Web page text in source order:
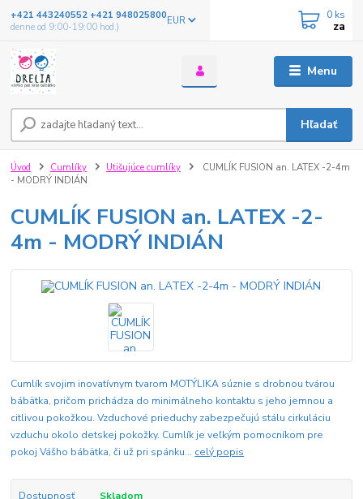
Menu
EUR
Hľadať
+421 443240552 +421 948025800
denne od 9:00-19:00 hod.)
0 ks
za
Úvod Cumlíky Utišujúce cumlíky
CUMLÍK FUSION an. LATEX -2-4m
- MODRÝ INDIÁN
CUMLÍK FUSION an. LATEX -2-
4m - MODRÝ INDIÁN
Cumlík svojim inovatívnym tvarom MOTÝLIKA súznie s drobnou tvárou
bábätka, pričom prichádza do minimálneho kontaktu s jeho jemnou a
citlivou pokožkou. Vzduchové prieduchy zabezpečujú stálu cirkuláciu
vzduchu okolo detskej pokožky. Cumlík je veľkým pomocníkom pre
pokoj Vášho bábätka, či už pri spánku... celý popis
Dostupnosť Skladom